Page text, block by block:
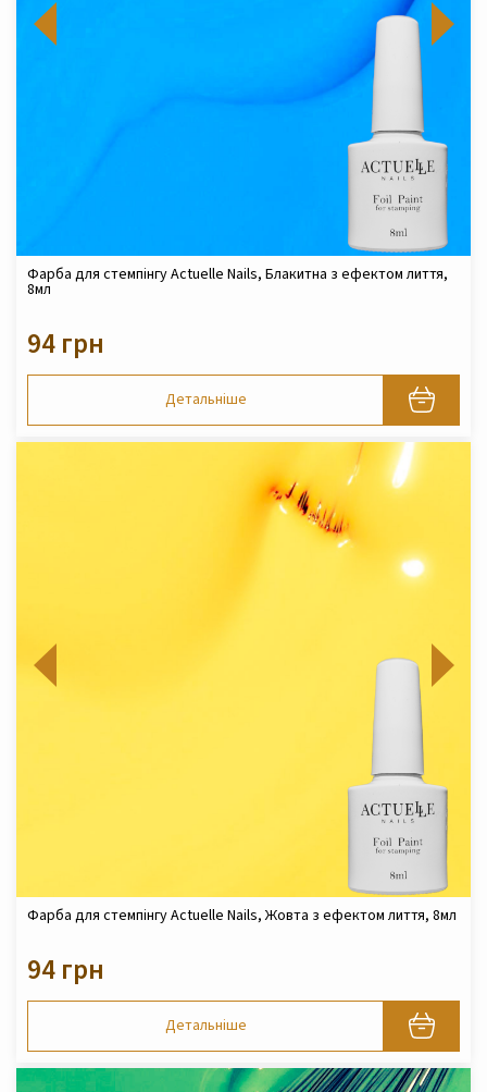
Фарба для стемпінгу Actuelle Nails, Блакитна з ефектом лиття,
8мл
94 грн
Детальніше
Фарба для стемпінгу Actuelle Nails, Жовта з ефектом лиття, 8мл
94 грн
Детальніше